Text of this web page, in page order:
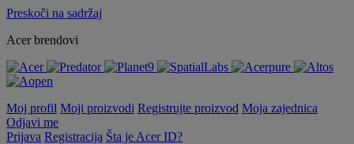
Preskoči na sadržaj
Acer brendovi
Moj profil Moji proizvodi Registrujte proizvod Moja zajednica
Odjavi me
Prijava Registracija Šta je Acer ID?